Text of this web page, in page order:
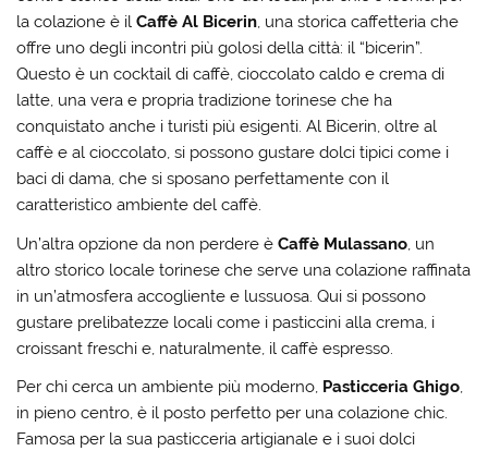
la colazione è ilCaffè Al Bicerin, una storica caffetteria che
offre uno degli incontri più golosi della città: il “bicerin”.
Questo è un cocktail di caffè, cioccolato caldo e crema di
latte, una vera e propria tradizione torinese che ha
conquistato anche i turisti più esigenti. Al Bicerin, oltre al
caffè e al cioccolato, si possono gustare dolci tipici come i
baci di dama, che si sposano perfettamente con il
caratteristico ambiente del caffè.
Un’altra opzione da non perdere èCaffè Mulassano, un
altro storico locale torinese che serve una colazione raffinata
in un’atmosfera accogliente e lussuosa. Qui si possono
gustare prelibatezze locali come i pasticcini alla crema, i
croissant freschi e, naturalmente, il caffè espresso.
Per chi cerca un ambiente più moderno, Pasticceria Ghigo,
in pieno centro, è il posto perfetto per una colazione chic.
Famosa per la sua pasticceria artigianale e i suoi dolci